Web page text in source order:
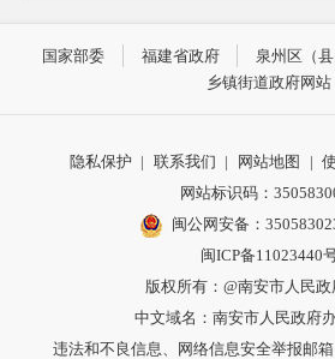
国家部委 福建省政府 泉州区（
乡镇街道政府网站
隐私保护 | 联系我们 | 网站地图 |
网站标识码：
闽公网安备：
闽ICP备11023440
版权所有：@南安市人民
中文域名：南安市人民政府
违法和不良信息、网络信息安全举报邮箱